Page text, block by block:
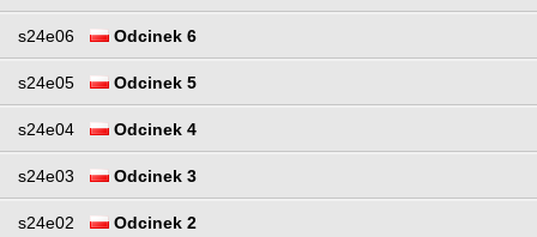
s24e06 Odcinek 6
s24e05 Odcinek 5
s24e04 Odcinek 4
s24e03 Odcinek 3
s24e02 Odcinek 2